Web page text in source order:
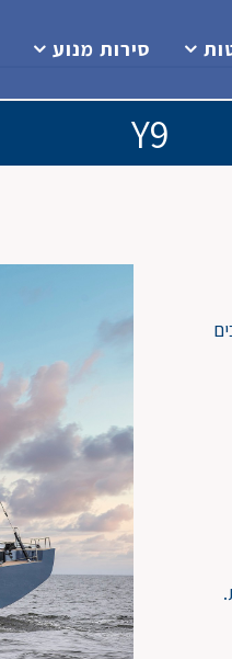
סירות מנוע
Y9